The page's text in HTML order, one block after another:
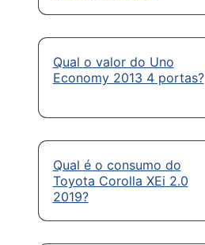
Qual o valor do Uno
Economy 2013 4 portas?
Qual é o consumo do
Toyota Corolla XEi 2.0
2019?